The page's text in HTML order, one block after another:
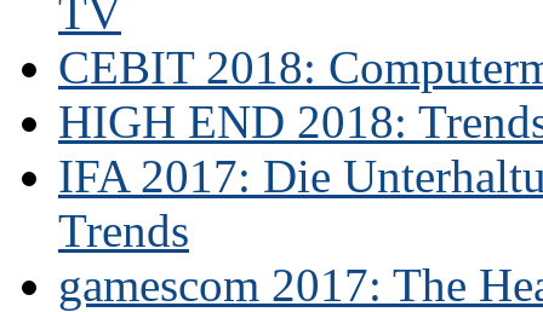
TV
CEBIT 2018:
HIGH END 2018:
IFA 2017: Die
Trends
gamescom 2017: The